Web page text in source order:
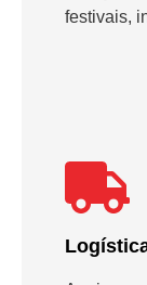
festivais,